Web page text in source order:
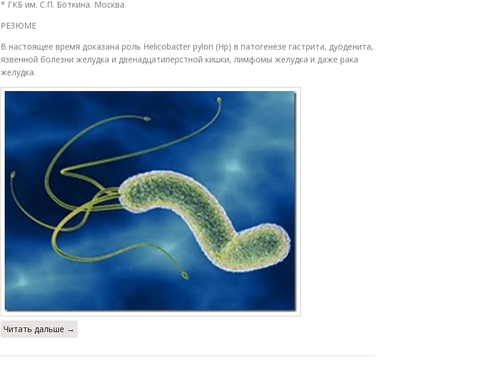
* ГКБ им. С.П. Боткина. Москва
РЕЗЮМЕ
В настоящее время доказана роль Helicobacter pylori (Нр) в патогенезе гастрита, дуоденита,
язвенной болезни желудка и двенадцатиперстной кишки, лимфомы желудка и даже рака
желудка.
Читать дальше →